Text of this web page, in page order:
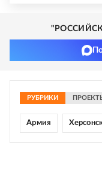
РУБРИКИ
Армия